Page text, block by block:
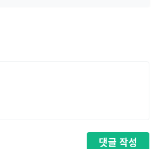
댓글 작성